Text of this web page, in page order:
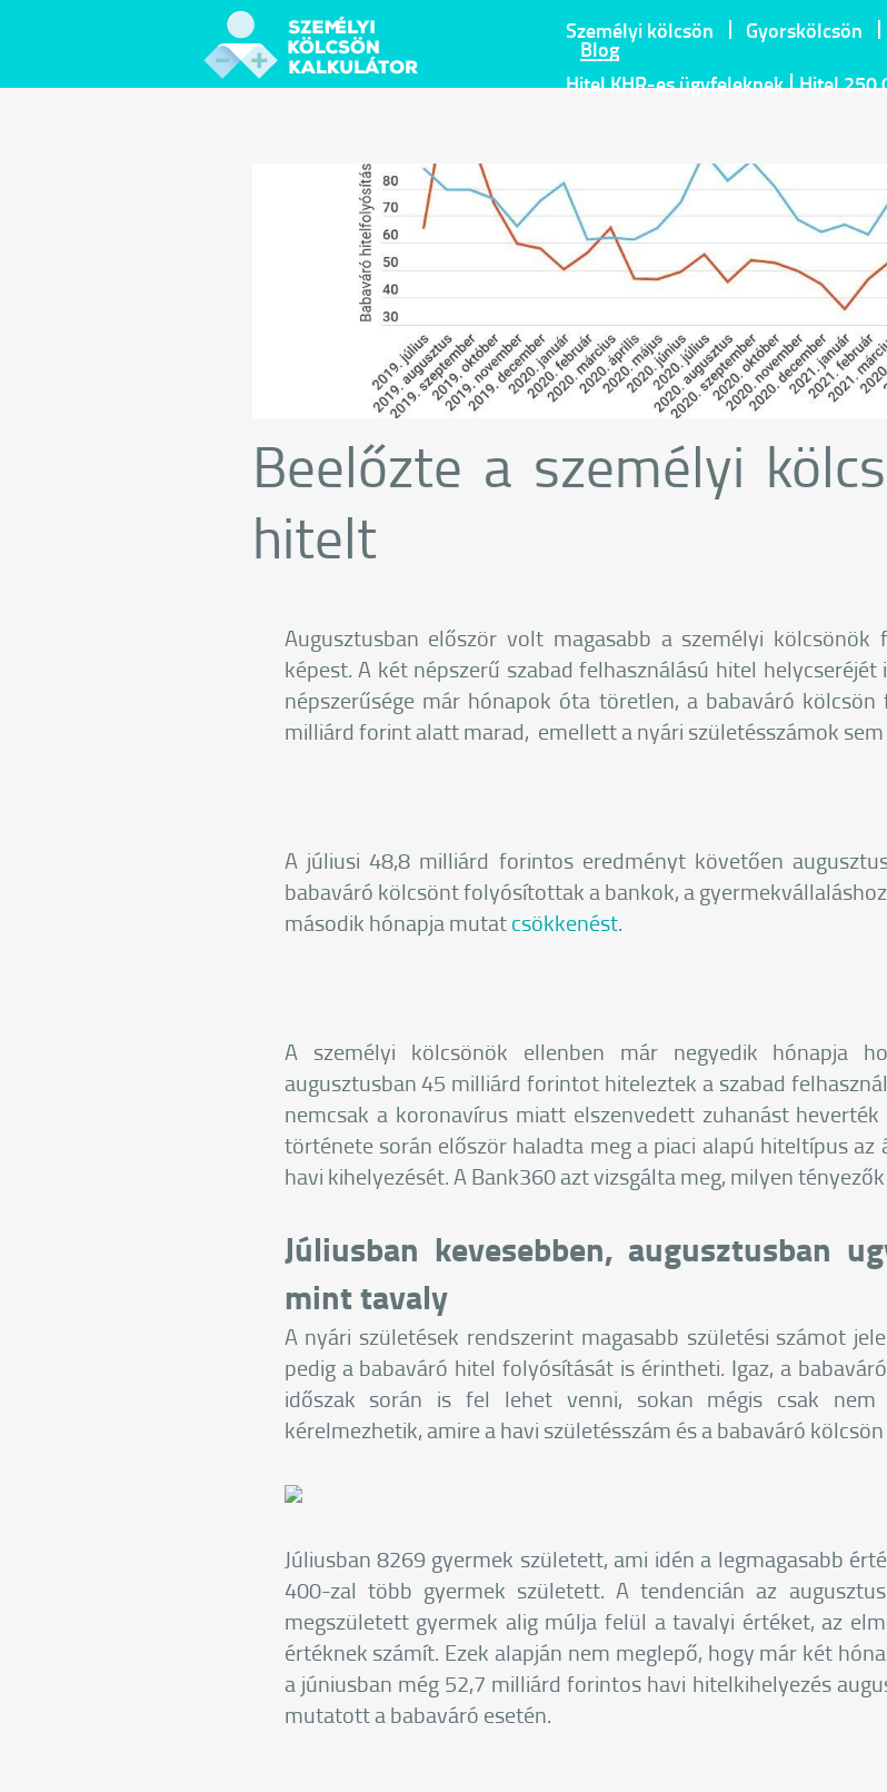
Személyi kölcsön Gyorskölcsön
Blog
Hitel KHR-es ügyfeleknek Hitel
Beelőzte a személyi
hitelt
Augusztusban először volt magasabb a személyi kölcsönök
képest. A két népszerű szabad felhasználású hitel
népszerűsége már hónapok óta töretlen, a babaváró
milliárd forint alatt marad, emellett a nyári születésszámok
A júliusi 48,8 milliárd forintos eredményt követően
babaváró kölcsönt folyósítottak a bankok, a
második hónapja mutatcsökkenést.
A személyi kölcsönök ellenben már negyedik hónapja
augusztusban 45 milliárd forintot hiteleztek a szabad
nemcsak a koronavírus miatt elszenvedett zuhanást
története során először haladta meg a piaci alapú hiteltípus
havi kihelyezését. A Bank360 azt vizsgálta meg, milyen
Júliusban kevesebben, augusztusban
mint tavaly
A nyári születések rendszerint magasabb születési számot
pedig a babaváró hitel folyósítását is érintheti. Igaz, a
időszak során is fel lehet venni, sokan mégis csak
kérelmezhetik, amire a havi születésszám és a babaváró
Júliusban 8269 gyermek született, ami idén a legmagasabb
400-zal több gyermek született. A tendencián az
megszületett gyermek alig múlja felül a tavalyi értéket, az
értéknek számít. Ezek alapján nem meglepő, hogy már két
a júniusban még 52,7 milliárd forintos havi hitelkihelyezés
mutatott a babaváró esetén.